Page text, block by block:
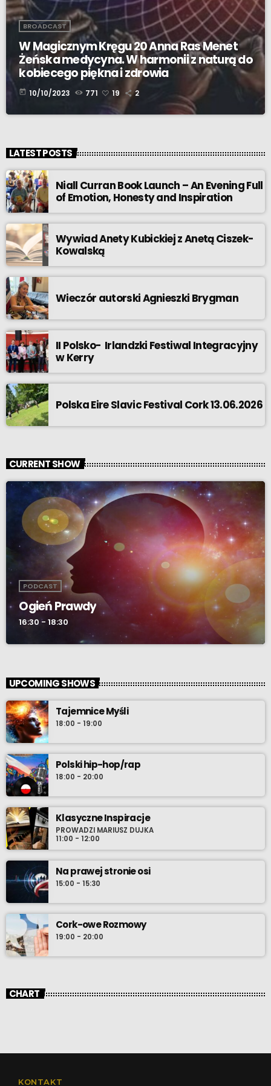
BROADCAST
W Magicznym Kręgu 20 Anna Ras Menet
Żeńska medycyna. W harmonii z naturą do
kobiecego piękna i zdrowia
today 10/10/2023 771 19 2
LATEST POSTS
Niall Curran Book Launch – An Evening Full
of Emotion, Honesty and Inspiration
Wywiad Anety Kubickiej z Anetą Ciszek-
Kowalską
Wieczór autorski Agnieszki Brygman
II Polsko- Irlandzki Festiwal Integracyjny
w Kerry
Polska Eire Slavic Festival Cork 13.06.2026
CURRENT SHOW
PODCAST
Ogień Prawdy
16:30 - 18:30
UPCOMING SHOWS
Tajemnice Myśli
18:00 - 19:00
Polski hip-hop/rap
18:00 - 20:00
Klasyczne Inspiracje
PROWADZI MARIUSZ DUJKA
11:00 - 12:00
Na prawej stronie osi
15:00 - 15:30
Cork-owe Rozmowy
19:00 - 20:00
CHART
KONTAKT